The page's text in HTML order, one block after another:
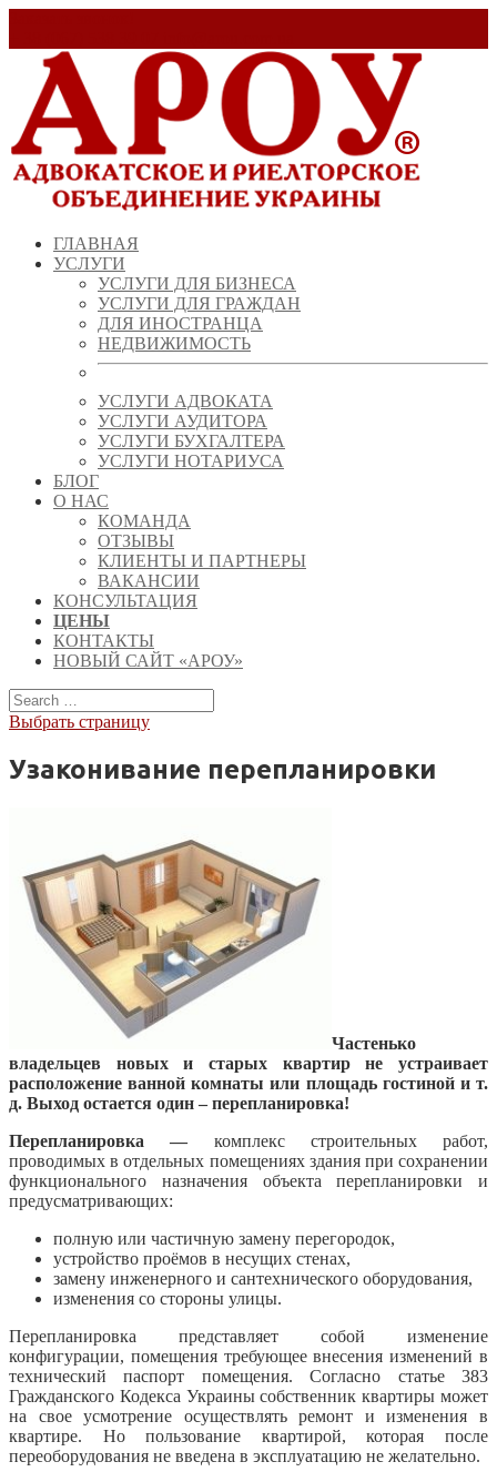
ГЛАВНАЯ
УСЛУГИ
УСЛУГИ ДЛЯ БИЗНЕСА
УСЛУГИ ДЛЯ ГРАЖДАН
ДЛЯ ИНОСТРАНЦА
НЕДВИЖИМОСТЬ
УСЛУГИ АДВОКАТА
УСЛУГИ АУДИТОРА
УСЛУГИ БУХГАЛТЕРА
УСЛУГИ НОТАРИУСА
БЛОГ
О НАС
КОМАНДА
ОТЗЫВЫ
КЛИЕНТЫ И ПАРТНЕРЫ
ВАКАНСИИ
КОНСУЛЬТАЦИЯ
ЦЕНЫ
КОНТАКТЫ
НОВЫЙ САЙТ «АРОУ»
Выбрать страницу
Узаконивание перепланировки
Частенько
владельцев новых и старых квартир не устраивает
расположение ванной комнаты или площадь гостиной и т.
д. Выход остается один – перепланировка!
Перепланировка — комплекс строительных работ,
проводимых в отдельных помещениях здания при сохранении
функционального назначения объекта перепланировки и
предусматривающих:
полную или частичную замену перегородок,
устройство проёмов в несущих стенах,
замену инженерного и сантехнического оборудования,
изменения со стороны улицы.
Перепланировка представляет собой изменение
конфигурации, помещения требующее внесения изменений в
технический паспорт помещения. Согласно статье 383
Гражданского Кодекса Украины собственник квартиры может
на свое усмотрение осуществлять ремонт и изменения в
квартире. Но пользование квартирой, которая после
переоборудования не введена в эксплуатацию не желательно.